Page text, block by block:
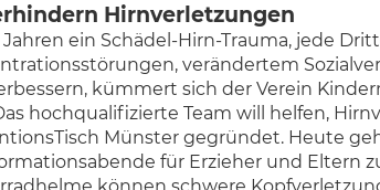
Hirnverletzungen
ein Schädel-Hirn-Trauma, jede
verändertem
kümmert sich der Verein
hochqualifizierte Team will helfen,
Münster gegründet. Heute
für Erzieher und Eltern